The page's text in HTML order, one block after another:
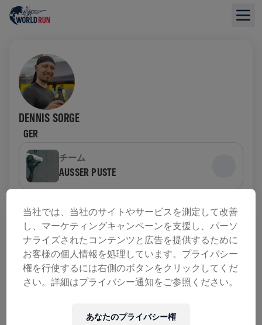
DENNIS SORGE
GER
チーム
AUSSER PUSTE
募金の概要
寄付金総額：$0.00 目標額: $28.25
寄付 寄付
当社では、当社のサイトやサービスを測定して改善
し、マーケティングキャンペーンを支援し、パーソ
ナライズされたコンテンツと広告を提供するために
お客様の個人情報を処理しています。プライバシー
権を行使するには右側のボタンをクリックしてくだ
さい。詳細はプライバシー通知をご参照ください。
あなたのプライバシー権